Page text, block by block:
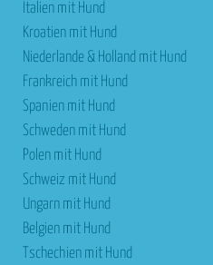
Italien mit Hund
Kroatien mit Hund
Niederlande & Holland mit Hund
Frankreich mit Hund
Spanien mit Hund
Schweden mit Hund
Polen mit Hund
Schweiz mit Hund
Ungarn mit Hund
Belgien mit Hund
Tschechien mit Hund